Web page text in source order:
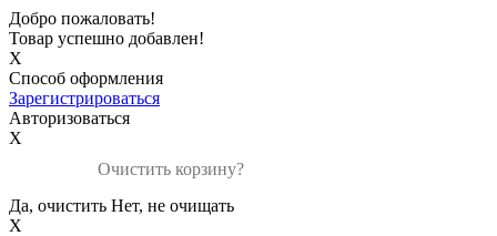
Добро пожаловать!
Товар успешно добавлен!
X
Способ оформления
Зарегистрироваться
Авторизоваться
X
Очистить корзину?
Да, очистить Нет, не очищать
X